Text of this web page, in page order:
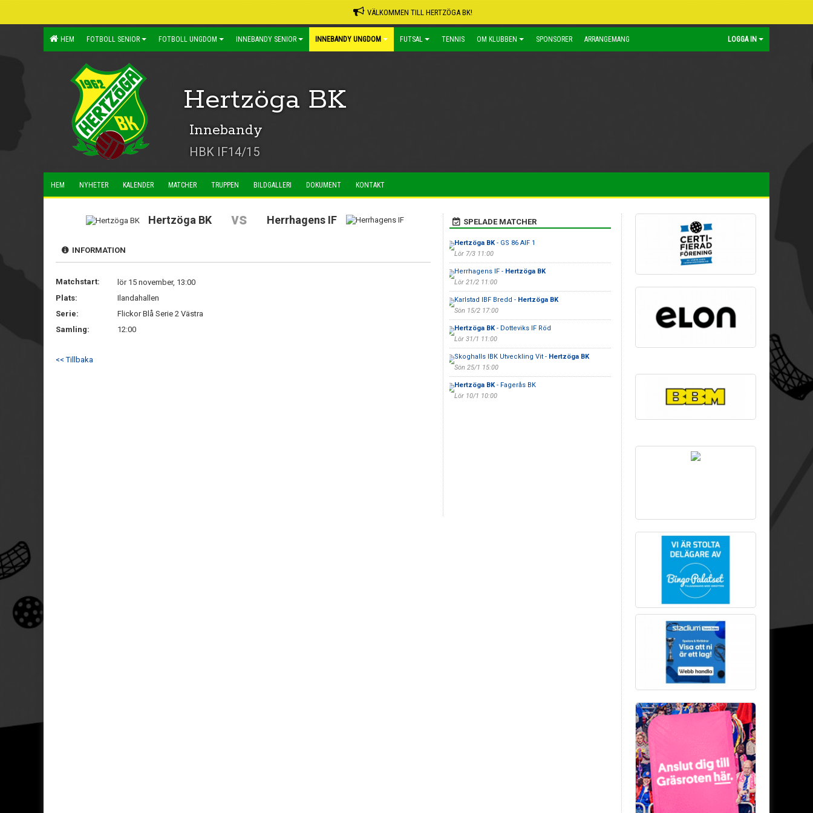
VÄLKOMMEN TILL HERTZÖGA BK!
HEM FOTBOLL SENIOR FOTBOLL UNGDOM INNEBANDY SENIOR INNEBANDY UNGDOM FUTSAL TENNIS OM KLUBBEN SPONSORER ARRANGEMANG LOGGA IN
Hertzöga BK
Innebandy
HBK IF14/15
HEM NYHETER KALENDER MATCHER TRUPPEN BILDGALLERI DOKUMENT KONTAKT
Hertzöga BK vs Herrhagens IF
INFORMATION
Matchstart:
lör 15 november, 13:00
Plats:
Ilandahallen
Serie:
Flickor Blå Serie 2 Västra
Samling:
12:00
<< Tillbaka
SPELADE MATCHER
Hertzöga BK- GS 86 AIF 1
Lör 7/3 11:00
Herrhagens IF - Hertzöga BK
Lör 21/2 11:00
Karlstad IBF Bredd - Hertzöga BK
Sön 15/2 17:00
Hertzöga BK- Dotteviks IF Röd
Lör 31/1 11:00
Skoghalls IBK Utveckling Vit - Hertzöga BK
Sön 25/1 15:00
Hertzöga BK- Fagerås BK
Lör 10/1 10:00